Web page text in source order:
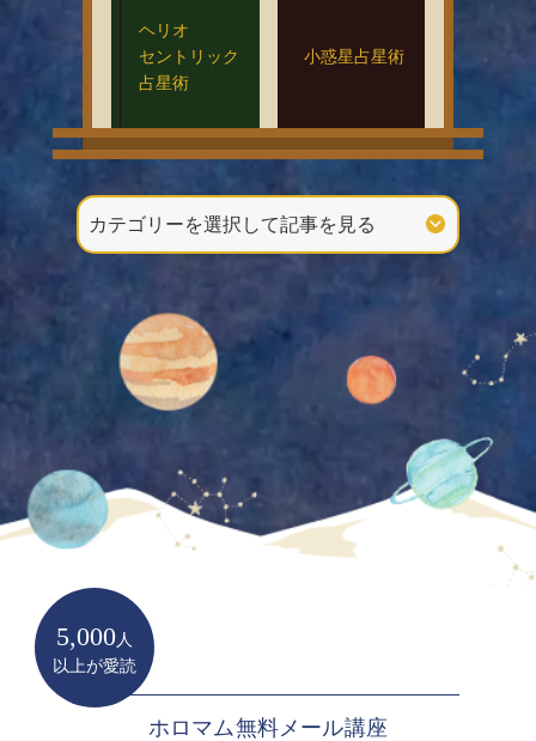
ヘリオ
セントリック
占星術
小惑星占星術
5,000 人
以上が愛読
ホロマム無料メール講座